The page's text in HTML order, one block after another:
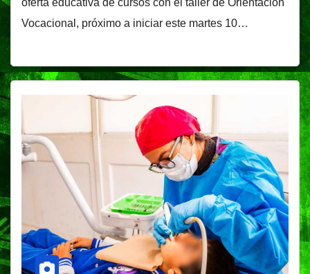
oferta educativa de cursos con el taller de Orientación
Vocacional, próximo a iniciar este martes 10…